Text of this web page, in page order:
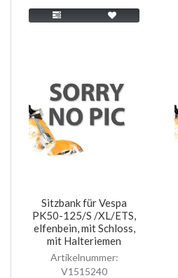
Sitzbank für Vespa
PK50-125/S /XL/ETS,
elfenbein, mit Schloss,
mit Halteriemen
Artikelnummer:
V1515240